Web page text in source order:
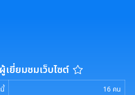
เยี่ยมชมเว็บไซต์
16 คน